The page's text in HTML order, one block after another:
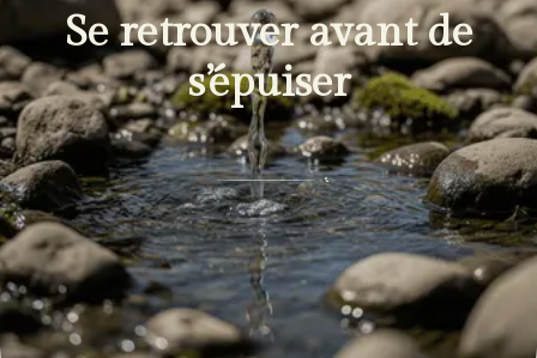
Se retrouver avant de
s’épuiser